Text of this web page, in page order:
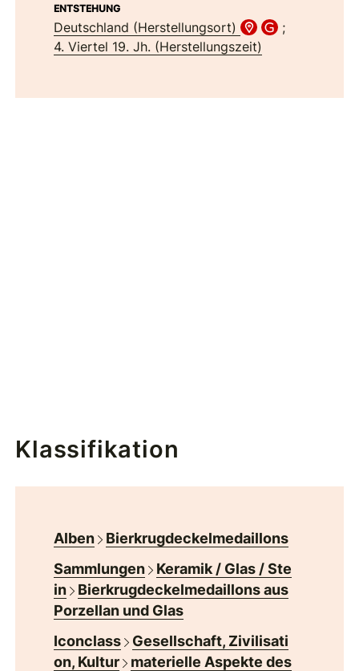
ENTSTEHUNG
Deutschland (Herstellungsort)
;
4. Viertel 19. Jh. (Herstellungszeit)
Klassifikation
Alben
Bierkrugdeckelmedaillons
Sammlungen
Keramik / Glas / Ste
in
Bierkrugdeckelmedaillons aus
Porzellan und Glas
Iconclass
Gesellschaft, Zivilisati
on, Kultur
materielle Aspekte des